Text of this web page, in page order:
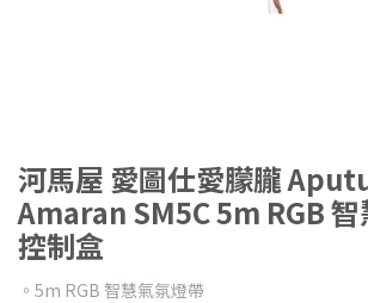
河馬屋 愛圖仕愛朦朧
Amaran SM5C 5m RGB
控制盒
。5m RGB 智慧氣氛燈帶